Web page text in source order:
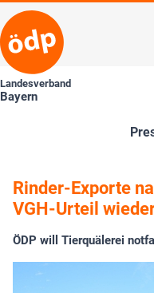
Landesverband
Bayern
Rinder-Exporte
VGH-Urteil
ÖDP will Tierquälerei